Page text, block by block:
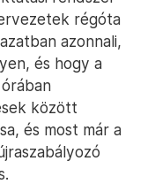
régóta
azonnali,
és hogy a
között
és most már a